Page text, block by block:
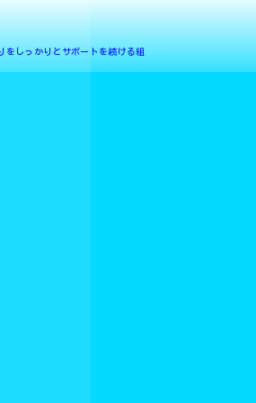
をしっかりとサポートを続ける組